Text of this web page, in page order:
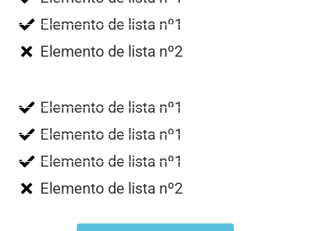
Elemento de lista nº1
Elemento de lista nº2
Elemento de lista nº1
Elemento de lista nº1
Elemento de lista nº1
Elemento de lista nº2